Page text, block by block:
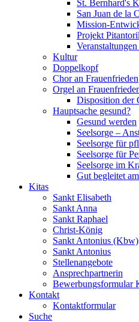
St. Bernhard's
San Juan de la
Mission-
Projekt
Kultur
Doppelkopf
Chor an Frauenfrieden
Orgel an
Disposition der
Hauptsache gesund?
Gesund werden
Seelsorge –
Seelsorge für
Seelsorge für
Seelsorge im
Gut begleitet
Kitas
Sankt Elisabeth
Sankt Anna
Sankt Raphael
Christ-König
Sankt Antonius (Kbw)
Sankt Antonius
Stellenangebote
Ansprechpartnerin
Bewerbungsformular
Kontakt
Kontaktformular
Suche